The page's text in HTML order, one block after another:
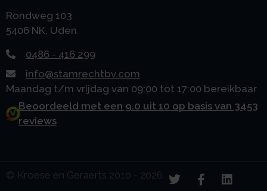
Rondweg 103
5406 NK, Uden
0486 - 416 299
info@stamrechtbv.com
Maandag t/m vrijdag van 09:00 tot 17:00 bereikbaar
Beoordeeld met een 9.0 uit 10 op basis van 3453
reviews
© Kroese en Geraerts 2010 - 2026